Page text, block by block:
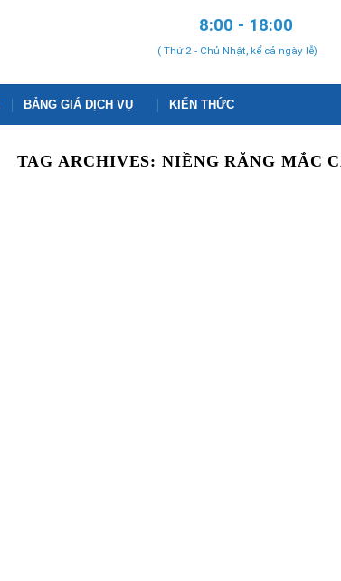
8:00 - 18:00
( Thứ 2 - Chủ Nhật, kể cả ngày lễ)
BẢNG GIÁ DỊCH VỤ KIẾN THỨC
TAG ARCHIVES:NIỀNG RĂNG MẮC